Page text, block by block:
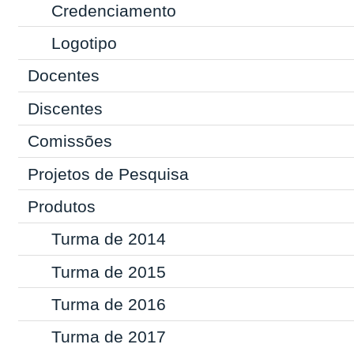
Credenciamento
Logotipo
Docentes
Discentes
Comissões
Projetos de Pesquisa
Produtos
Turma de 2014
Turma de 2015
Turma de 2016
Turma de 2017